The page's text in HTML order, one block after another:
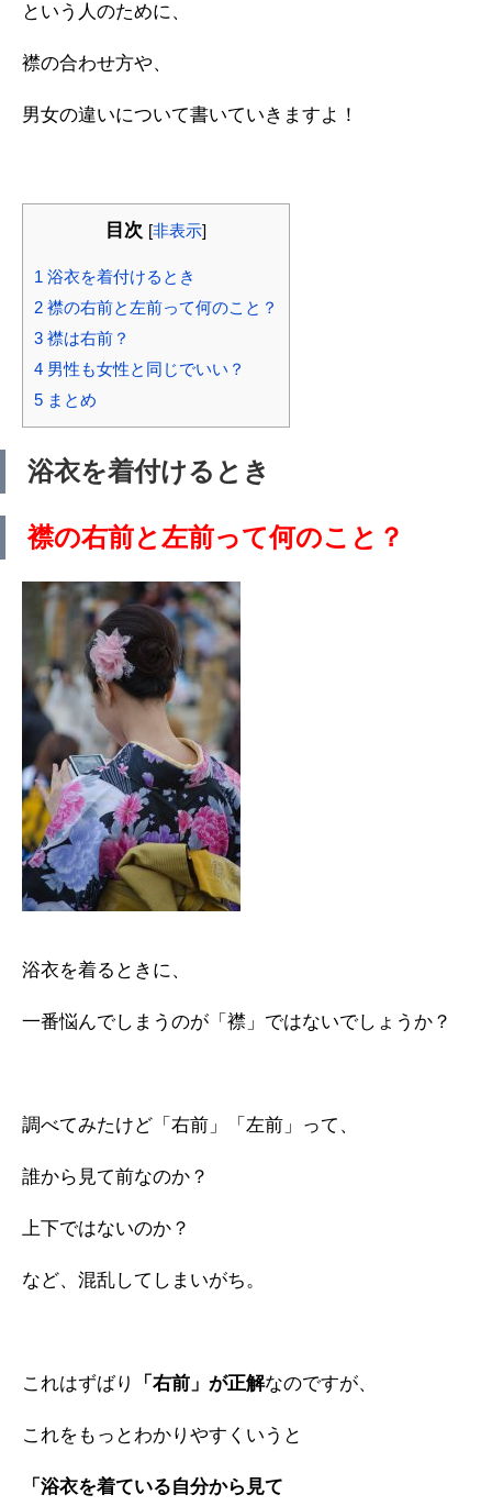
という人のために、
襟の合わせ方や、
男女の違いについて書いていきますよ！
目次 [非表示]
1 浴衣を着付けるとき
2 襟の右前と左前って何のこと？
3 襟は右前？
4 男性も女性と同じでいい？
5 まとめ
浴衣を着付けるとき
襟の右前と左前って何のこと？
浴衣を着るときに、
一番悩んでしまうのが「襟」ではないでしょうか？
調べてみたけど「右前」「左前」って、
誰から見て前なのか？
上下ではないのか？
など、混乱してしまいがち。
これはずばり 「右前」が正解なのですが、
これをもっとわかりやすくいうと
「浴衣を着ている自分から見て